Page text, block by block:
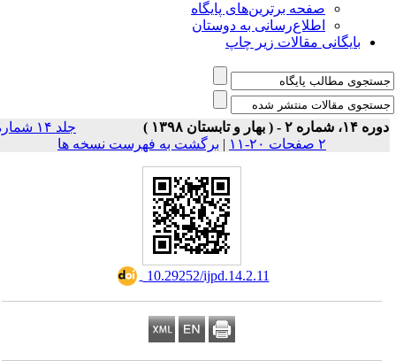
صفحه برترین‌های پایگاه
اطلاع‌رسانی به دوستان
بایگانی مقالات زیر چاپ
شماره ۲ - ( بهار و تابستان ۱۳۹۸ )
جلد ۱۴ شماره
| برگشت به فهرست نسخه ها
‎ 10.29252/ijpd.14.2.11